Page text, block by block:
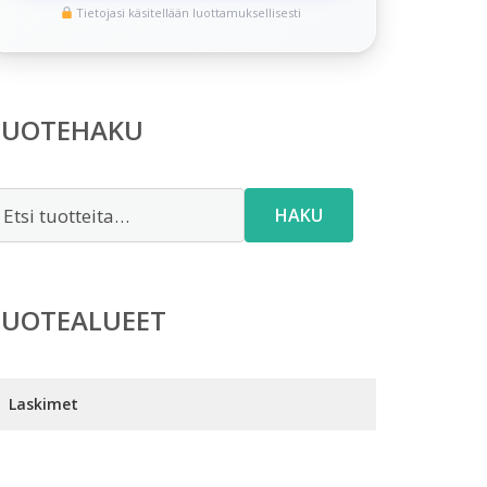
Tietojasi käsitellään luottamuksellisesti
HAKU
Laskimet